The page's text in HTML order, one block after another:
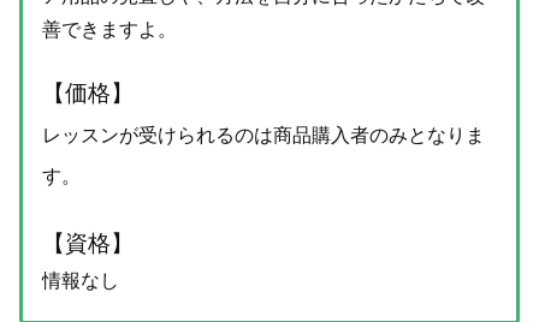
善できますよ。
【価格】
レッスンが受けられるのは商品購入者のみとなりま
す。
【資格】
情報なし